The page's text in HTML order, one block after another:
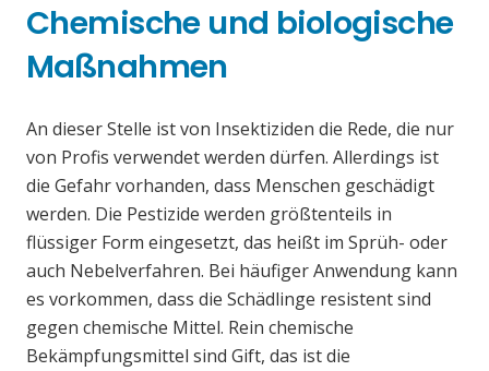
Chemische und biologische
Maßnahmen
An dieser Stelle ist von Insektiziden die Rede, die nur
von Profis verwendet werden dürfen. Allerdings ist
die Gefahr vorhanden, dass Menschen geschädigt
werden. Die Pestizide werden größtenteils in
flüssiger Form eingesetzt, das heißt im Sprüh- oder
auch Nebelverfahren. Bei häufiger Anwendung kann
es vorkommen, dass die Schädlinge resistent sind
gegen chemische Mittel. Rein chemische
Bekämpfungsmittel sind Gift, das ist die